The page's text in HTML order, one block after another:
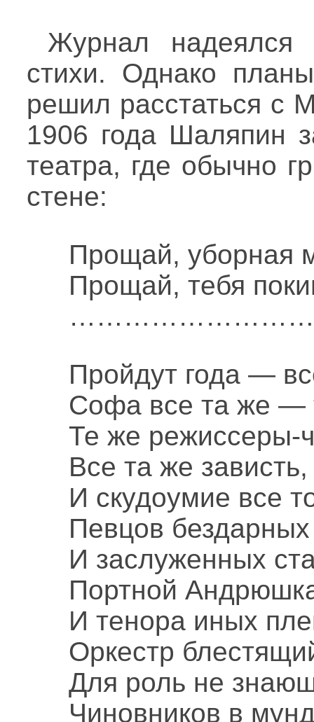
Журнал надеялся
стихи. Однако
решил расстаться с
1906 года Шаляпин
театра, где обычно
стене:
Прощай, уборная
Прощай, тебя
Пройдут года —
Софа все та же —
Те же режиссеры-
Все та же
И скудоумие все
Певцов
И заслуженных
Портной
И тенора иных
Оркестр
Для роль не
Чиновников в